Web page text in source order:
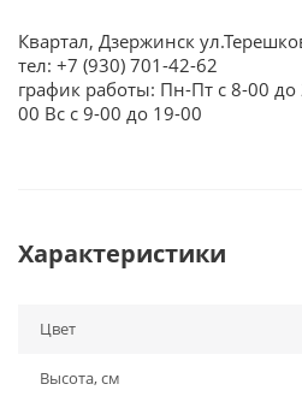
Квартал, Дзержинск
тел: +7 (930) 701-42-62
график работы: Пн-Пт с 8-00
00 Вс с 9-00 до 19-00
Характеристики
Цвет
Высота, см